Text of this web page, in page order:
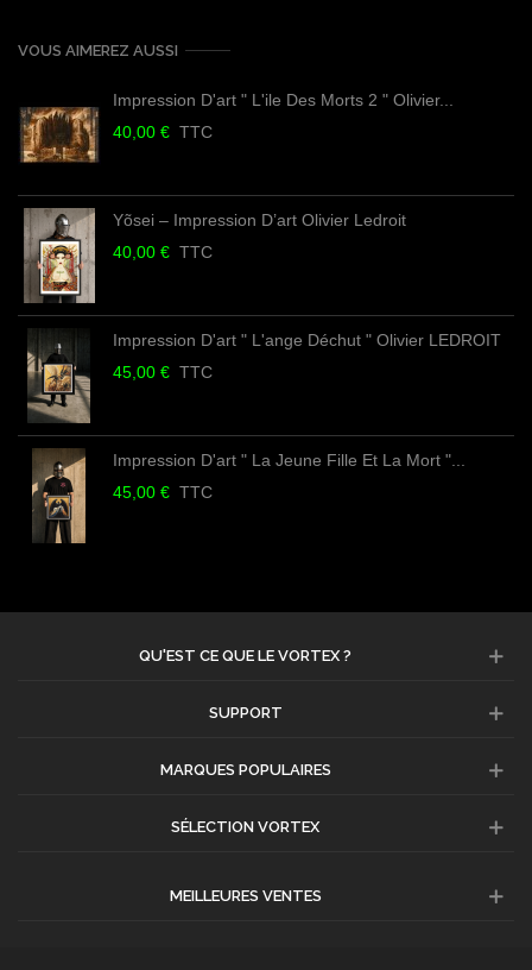
VOUS AIMEREZ AUSSI
Impression D'art " L'ile Des Morts 2 " Olivier...
40,00 € TTC
Yõsei – Impression D’art Olivier Ledroit
40,00 € TTC
Impression D'art " L'ange Déchut " Olivier LEDROIT
45,00 € TTC
Impression D'art " La Jeune Fille Et La Mort "...
45,00 € TTC
QU'EST CE QUE LE VORTEX ?
SUPPORT
MARQUES POPULAIRES
SÉLECTION VORTEX
MEILLEURES VENTES